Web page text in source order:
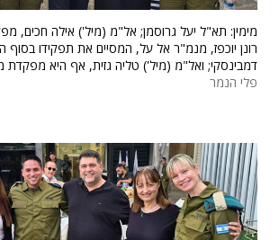
מימין: תא"ל יעל גרוסמן; אל"מ (מיל') אילה חכים,
רונן יוכפז, מנמ"ר אל על, המסיים את תפקידו
דמבינסקי; ואל"מ (מיל') טליה גזית, אף היא
פלי הנמר